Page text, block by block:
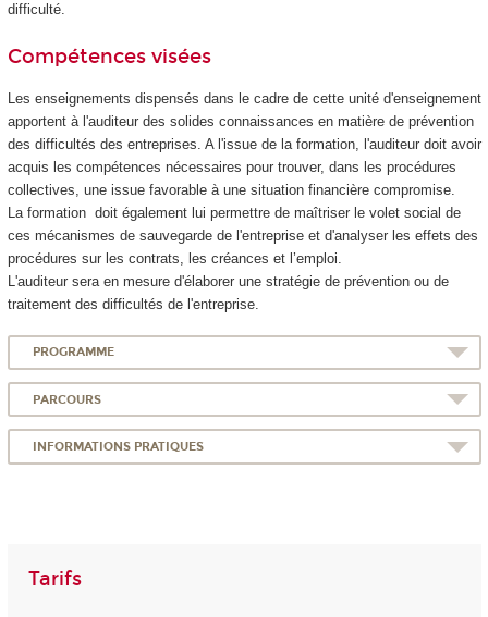
difficulté.
Compétences visées
Les enseignements dispensés dans le cadre de cette unité d'enseignement
apportent à l'auditeur des solides connaissances en matière de prévention
des difficultés des entreprises. A l'issue de la formation, l'auditeur doit avoir
acquis les compétences nécessaires pour trouver, dans les procédures
collectives, une issue favorable à une situation financière compromise.
La formation doit également lui permettre de maîtriser le volet social de
ces mécanismes de sauvegarde de l'entreprise et d'analyser les effets des
procédures sur les contrats, les créances et l’emploi.
L'auditeur sera en mesure d'élaborer une stratégie de prévention ou de
traitement des difficultés de l'entreprise.
PROGRAMME
PARCOURS
INFORMATIONS PRATIQUES
Tarifs